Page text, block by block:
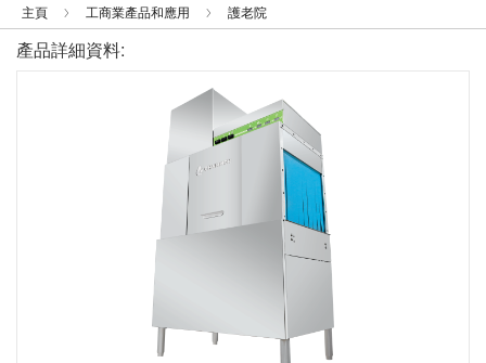
主頁 工商業產品和應用 護老院
產品詳細資料: